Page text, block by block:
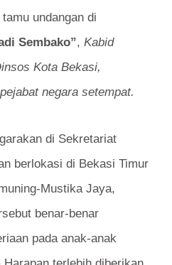
undangan di
Sembako”, Kabid
Kota Bekasi,
negara setempat.
di Sekretariat
berlokasi di Bekasi Timur
Mustika Jaya,
benar-benar
pada anak-anak